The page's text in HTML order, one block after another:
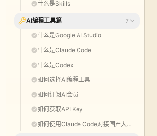
什么是Skills
AI编程工具篇 7
什么是Google AI Studio
什么是Claude Code
什么是Codex
如何选择AI编程工具
如何订阅AI会员
如何获取API Key
如何使用Claude Code对接国产大模型